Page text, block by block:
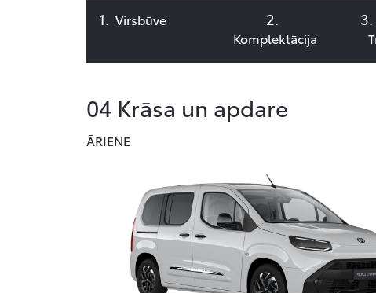
Virsbūve
Komplektācija
04Krāsa un apdare
ĀRIENE